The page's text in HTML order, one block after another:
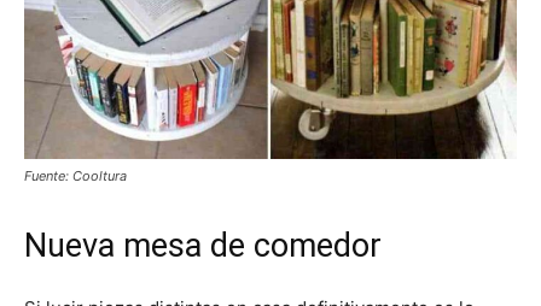
Fuente: Cooltura
Nueva mesa de comedor